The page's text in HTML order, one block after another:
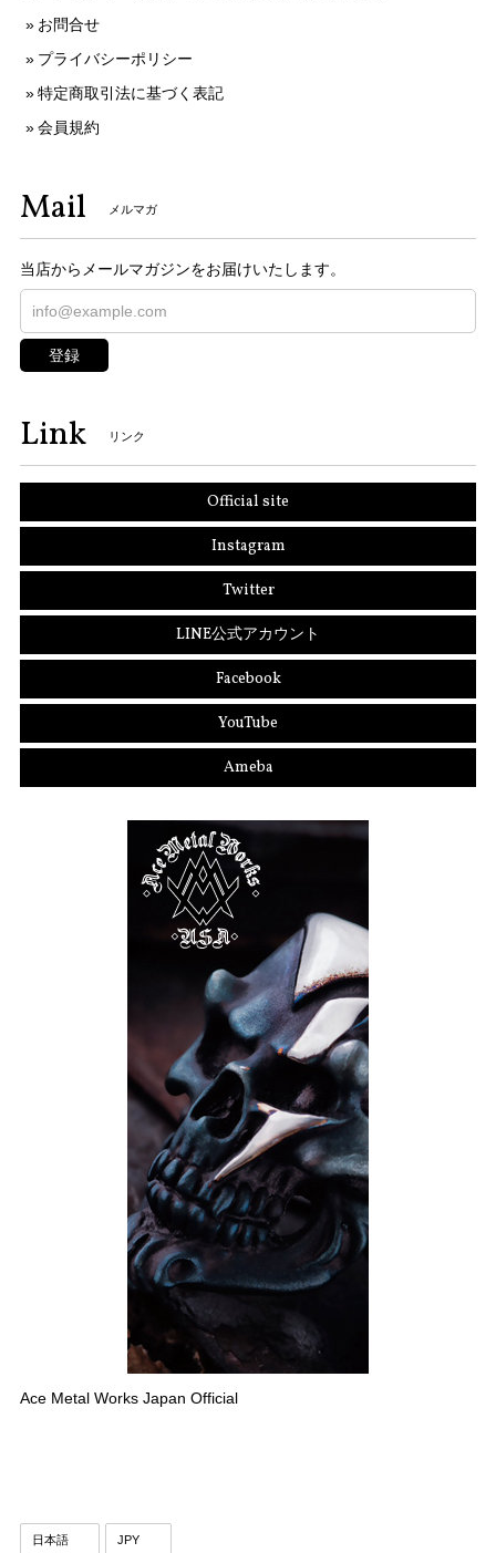
お問合せ
プライバシーポリシー
特定商取引法に基づく表記
会員規約
Mail メルマガ
当店からメールマガジンをお届けいたします。
登録
Link リンク
Official site
Instagram
Twitter
LINE公式アカウント
Facebook
YouTube
Ameba
Ace Metal Works Japan Official